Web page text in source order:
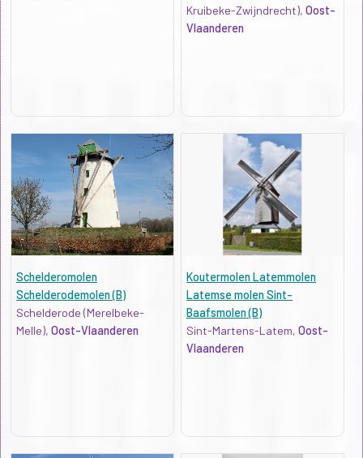
Kruibeke-Zwijndrecht),Oost-
Vlaanderen
Schelderomolen
Schelderodemolen (B)
Schelderode (Merelbeke-
Melle), Oost-Vlaanderen
Koutermolen Latemmolen
Latemse molen Sint-
Baafsmolen (B)
Sint-Martens-Latem,Oost-
Vlaanderen